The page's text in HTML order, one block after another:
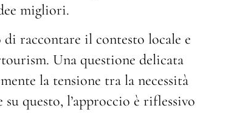
migliori.
raccontare il contesto locale e
Una questione delicata
la tensione tra la necessità
questo, l’approccio è riflessivo